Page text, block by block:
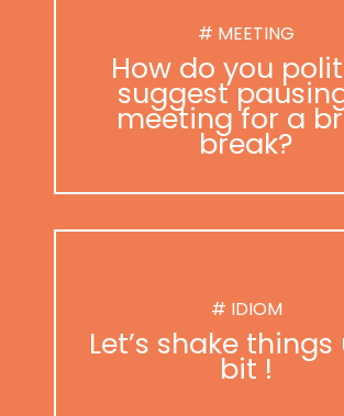
# MEETING
How do you
suggest
meeting for a
break?
# IDIOM
Let’s shake
bit !